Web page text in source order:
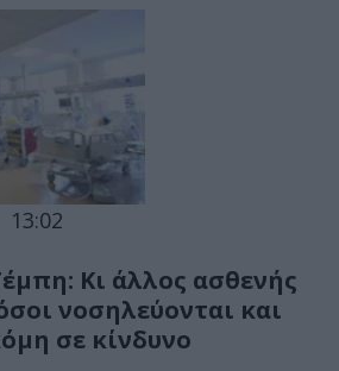
13:02
Κι άλλος ασθενής
νοσηλεύονται και
σε κίνδυνο